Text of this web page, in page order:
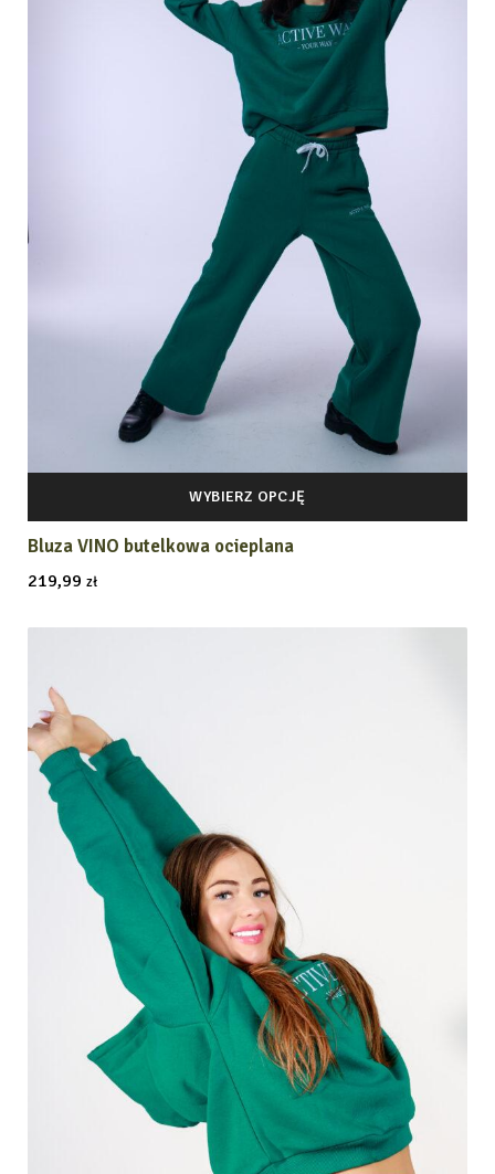
WYBIERZ OPCJĘ
Bluza VINO butelkowa ocieplana
219,99 zł